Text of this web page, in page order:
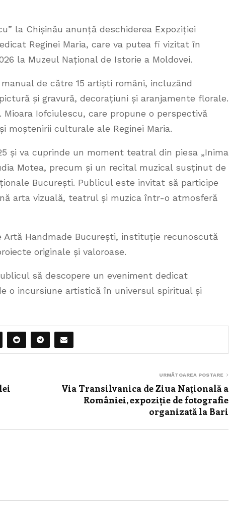
la Chișinău anunță deschiderea Expoziției
Reginei Maria, care va putea fi vizitat în
la Muzeul Național de Istorie a Moldovei.
de către 15 artiști români, incluzând
și gravură, decorațiuni și aranjamente florale.
Iofciulescu, care propune o perspectivă
moștenirii culturale ale Reginei Maria.
și va cuprinde un moment teatral din piesa „Inima
Motea, precum și un recital muzical susținut de
București. Publicul este invitat să participe
arta vizuală, teatrul și muzica într-o atmosferă
Artă Handmade București, instituție recunoscută
originale și valoroase.
să descopere un eveniment dedicat
o incursiune artistică în universul spiritual și
URMĂTOAREA POSTARE
Via Transilvanica de Ziua Națională a
României, expoziție de fotografie
organizată la Bari